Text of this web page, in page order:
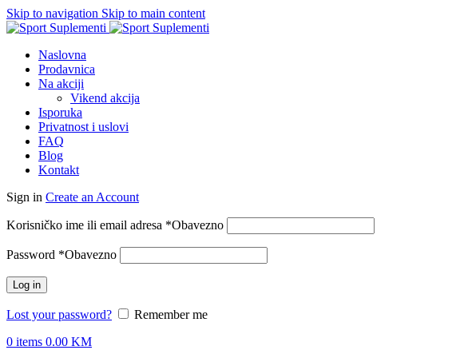
Skip to navigation Skip to main content
Naslovna
Prodavnica
Na akciji
Vikend akcija
Isporuka
Privatnost i uslovi
FAQ
Blog
Kontakt
Sign in Create an Account
Korisničko ime ili email adresa *Obavezno
Password *Obavezno
Log in
Lost your password?
Remember me
0 items 0.00 KM